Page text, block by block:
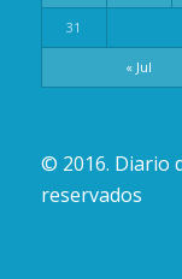
« Jul
31
© 2016. Diario
reservados